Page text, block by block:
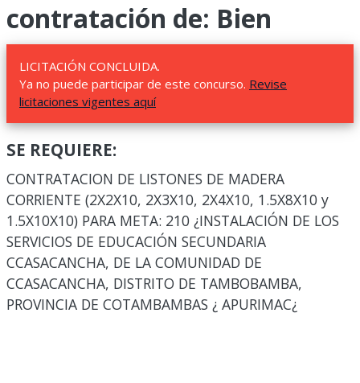
contratación de: Bien
LICITACIÓN CONCLUIDA.
Ya no puede participar de este concurso. Revise
licitaciones vigentes aquí
SE REQUIERE:
CONTRATACION DE LISTONES DE MADERA
CORRIENTE (2X2X10, 2X3X10, 2X4X10, 1.5X8X10 y
1.5X10X10) PARA META: 210 ¿INSTALACIÓN DE LOS
SERVICIOS DE EDUCACIÓN SECUNDARIA
CCASACANCHA, DE LA COMUNIDAD DE
CCASACANCHA, DISTRITO DE TAMBOBAMBA,
PROVINCIA DE COTAMBAMBAS ¿ APURIMAC¿